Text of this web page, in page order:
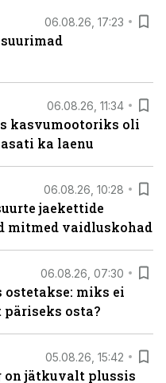
06.08.26, 17:23
suurimad
06.08.26, 11:34
kasvumootoriks oli
ka laenu
06.08.26, 10:28
jaekettide
mitmed vaidluskohad
06.08.26, 07:30
ostetakse: miks ei
päriseks osta?
05.08.26, 15:42
on jätkuvalt plussis